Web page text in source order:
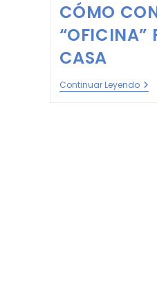
CÓMO
“OFICINA”
CASA
Continuar Leyendo